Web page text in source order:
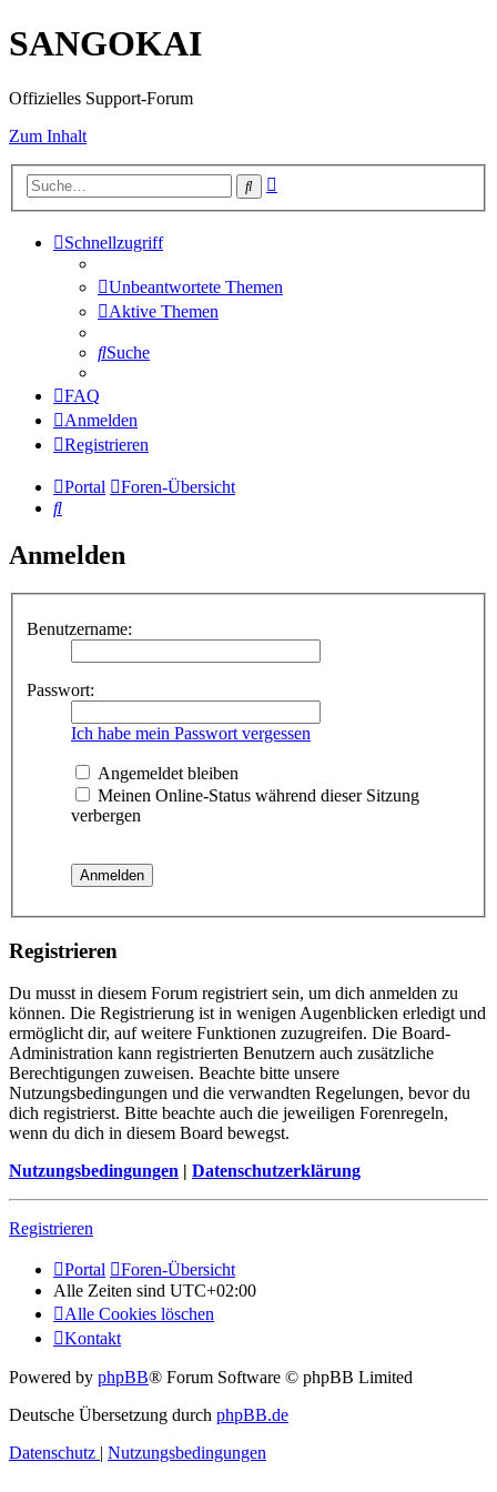
SANGOKAI
Offizielles Support-Forum
Zum Inhalt
Suche
Schnellzugriff
Unbeantwortete Themen
Aktive Themen
Suche
FAQ
Anmelden
Registrieren
Portal
Foren-Übersicht
Suche
Anmelden
Benutzername:
Passwort:
Ich habe mein Passwort vergessen
Angemeldet bleiben
Meinen Online-Status während dieser Sitzung
verbergen
Registrieren
Du musst in diesem Forum registriert sein, um dich anmelden zu
können. Die Registrierung ist in wenigen Augenblicken erledigt und
ermöglicht dir, auf weitere Funktionen zuzugreifen. Die Board-
Administration kann registrierten Benutzern auch zusätzliche
Berechtigungen zuweisen. Beachte bitte unsere
Nutzungsbedingungen und die verwandten Regelungen, bevor du
dich registrierst. Bitte beachte auch die jeweiligen Forenregeln,
wenn du dich in diesem Board bewegst.
Nutzungsbedingungen | Datenschutzerklärung
Registrieren
Portal
Foren-Übersicht
Alle Zeiten sind UTC+02:00
Alle Cookies löschen
Kontakt
Powered by phpBB® Forum Software © phpBB Limited
Deutsche Übersetzung durch phpBB.de
Datenschutz | Nutzungsbedingungen